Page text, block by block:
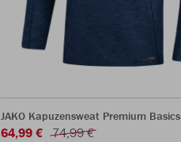
JAKO Kapuzensweat Premium Basics
64,99 € 74,99 €